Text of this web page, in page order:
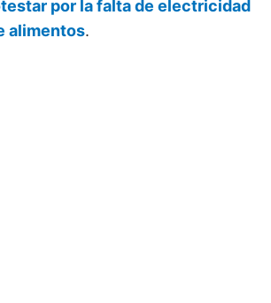
por la falta de electricidad
alimentos.